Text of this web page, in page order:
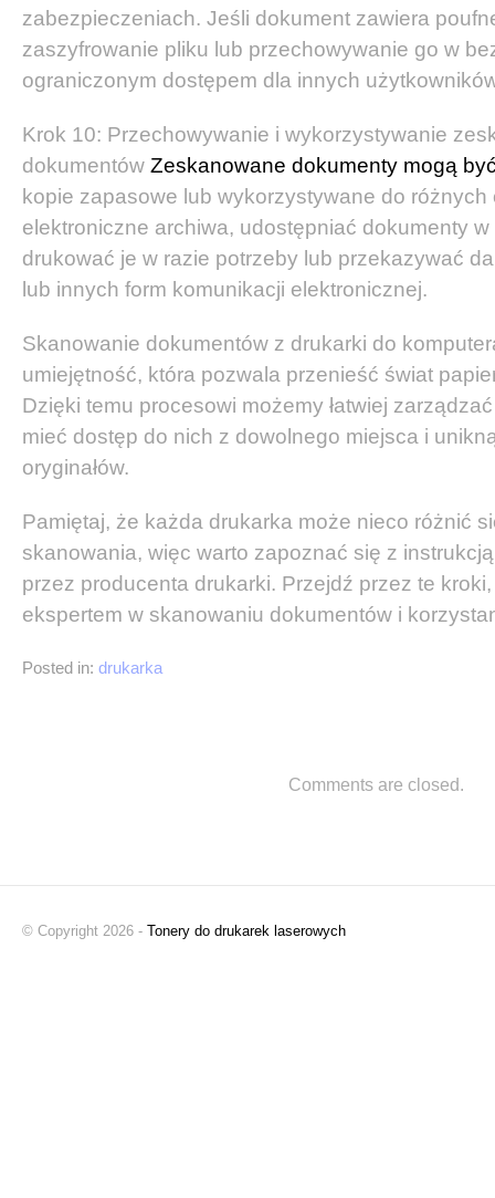
zabezpieczeniach. Jeśli dokument zawiera
zaszyfrowanie pliku lub przechowywanie go w
ograniczonym dostępem dla innych
Krok 10: Przechowywanie i wykorzystywanie
dokumentów Zeskanowane dokumenty mogą
kopie zapasowe lub wykorzystywane do różnych
elektroniczne archiwa, udostępniać dokumenty
drukować je w razie potrzeby lub przekazywać
lub innych form komunikacji elektronicznej.
Skanowanie dokumentów z drukarki do
umiejętność, która pozwala przenieść świat
Dzięki temu procesowi możemy łatwiej
mieć dostęp do nich z dowolnego miejsca i
oryginałów.
Pamiętaj, że każda drukarka może nieco różnić
skanowania, więc warto zapoznać się z
przez producenta drukarki. Przejdź przez te
ekspertem w skanowaniu dokumentów i
Posted in: drukarka
Comments are closed.
© Copyright 2026 - Tonery do drukarek laserowych